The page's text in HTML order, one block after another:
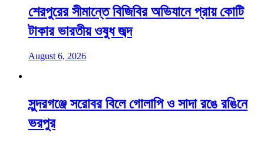
শেরপুরের সীমান্তে বিজিবির অভিযানে প্রায় কোটি
টাকার ভারতীয় ওষুধ জব্দ
August 6, 2026
সুন্দরগঞ্জে সরোবর বিলে গোলাপি ও সাদা রঙে রঙিনে
ভরপুর